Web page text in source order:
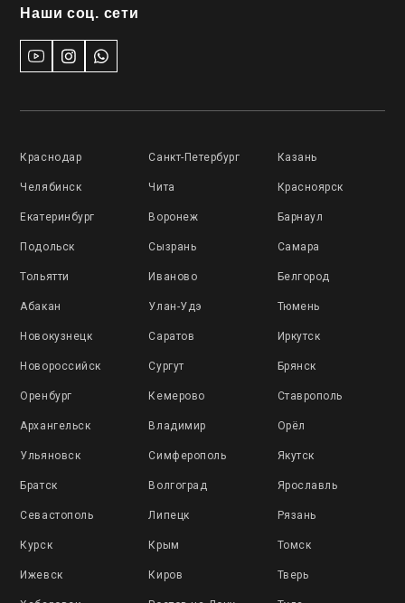
Наши соц. сети
Краснодар Санкт-Петербург Казань
Челябинск Чита Красноярск
Екатеринбург Воронеж Барнаул
Подольск Сызрань Самара
Тольятти Иваново Белгород
Абакан Улан-Удэ Тюмень
Новокузнецк Саратов Иркутск
Новороссийск Сургут Брянск
Оренбург Кемерово Ставрополь
Архангельск Владимир Орёл
Ульяновск Симферополь Якутск
Братск Волгоград Ярославль
Севастополь Липецк Рязань
Курск Крым Томск
Ижевск Киров Тверь